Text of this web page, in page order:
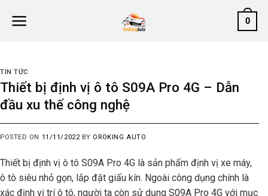
0
TIN TỨC
Thiết bị định vị ô tô S09A Pro 4G – Dẫn
đầu xu thế công nghệ
POSTED ON 11/11/2022 BY OROKING AUTO
Thiết bị định vị ô tô S09A Pro 4G là sản phẩm định vị xe máy,
ô tô siêu nhỏ gọn, lắp đặt giấu kín. Ngoài công dụng chính là
xác định vị trí ô tô, người ta còn sử dụng S09A Pro 4G với mục